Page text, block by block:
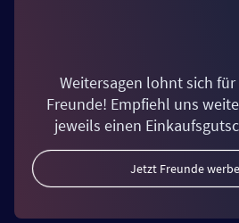
Weitersagen lohnt sich
Freunde! Empfiehl uns
jeweils einen
Jetzt Freunde